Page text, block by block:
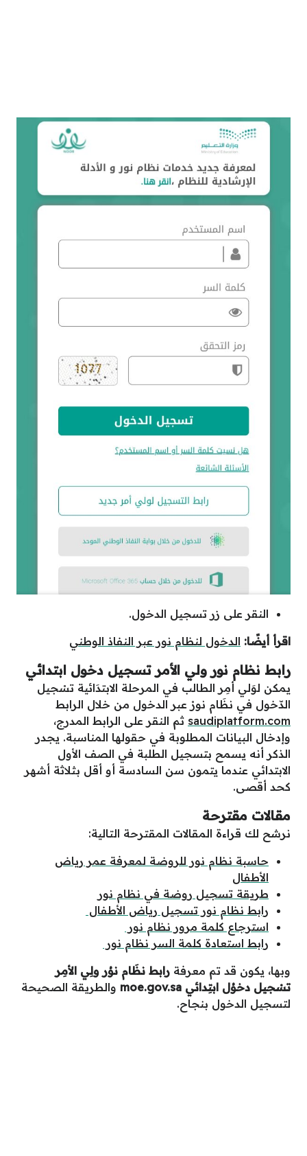
النقر على زر تسجيل الدخول.
اقرأ أيضًا: الدخول لنظام نور عبر النفاذ الوطني
رابط نظام نور ولي الأمر تسجيل دخول ابتدائي
يمكن لوَلي أمِر الطالب في المرحلة الابتدَائية تسْجيل
الدّخول في نظَام نورْ عبر الدخول من خلال الرابط
saudiplatform.com ثم النقر على الرابط المدرج،
وإدخال البيانات المطلوبة في حقولها المناسبة. يجدر
الذكر أنه يسمح بتسجيل الطلبة في الصف الأول
الابتدائي عندما يتمون سن السادسة أو أقل بثلاثة أشهر
كحد أقصى.
مقالات مقترحة
نرشح لك قراءة المقالات المقترحة التالية:
حاسبة نظام نور للروضة لمعرفة عمر رياض
الأطفال
طريقة تسجيل روضة في نظام نور
رابط نظام نور تسجيل رياض الأطفال
استرجاع كلمة مرور نظام نور
رابط استعادة كلمة السر نظام نور
وبها، يكون قد تم معرفة رابط نظَام نوُر ولِي الأمِر
تسْجيل دخوُل ابتِدائي moe.gov.sa
والطريقة الصحيحة
لتسجيل الدخول بنجاح.